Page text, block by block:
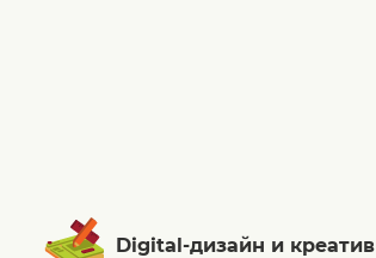
Digital-дизайн и креатив